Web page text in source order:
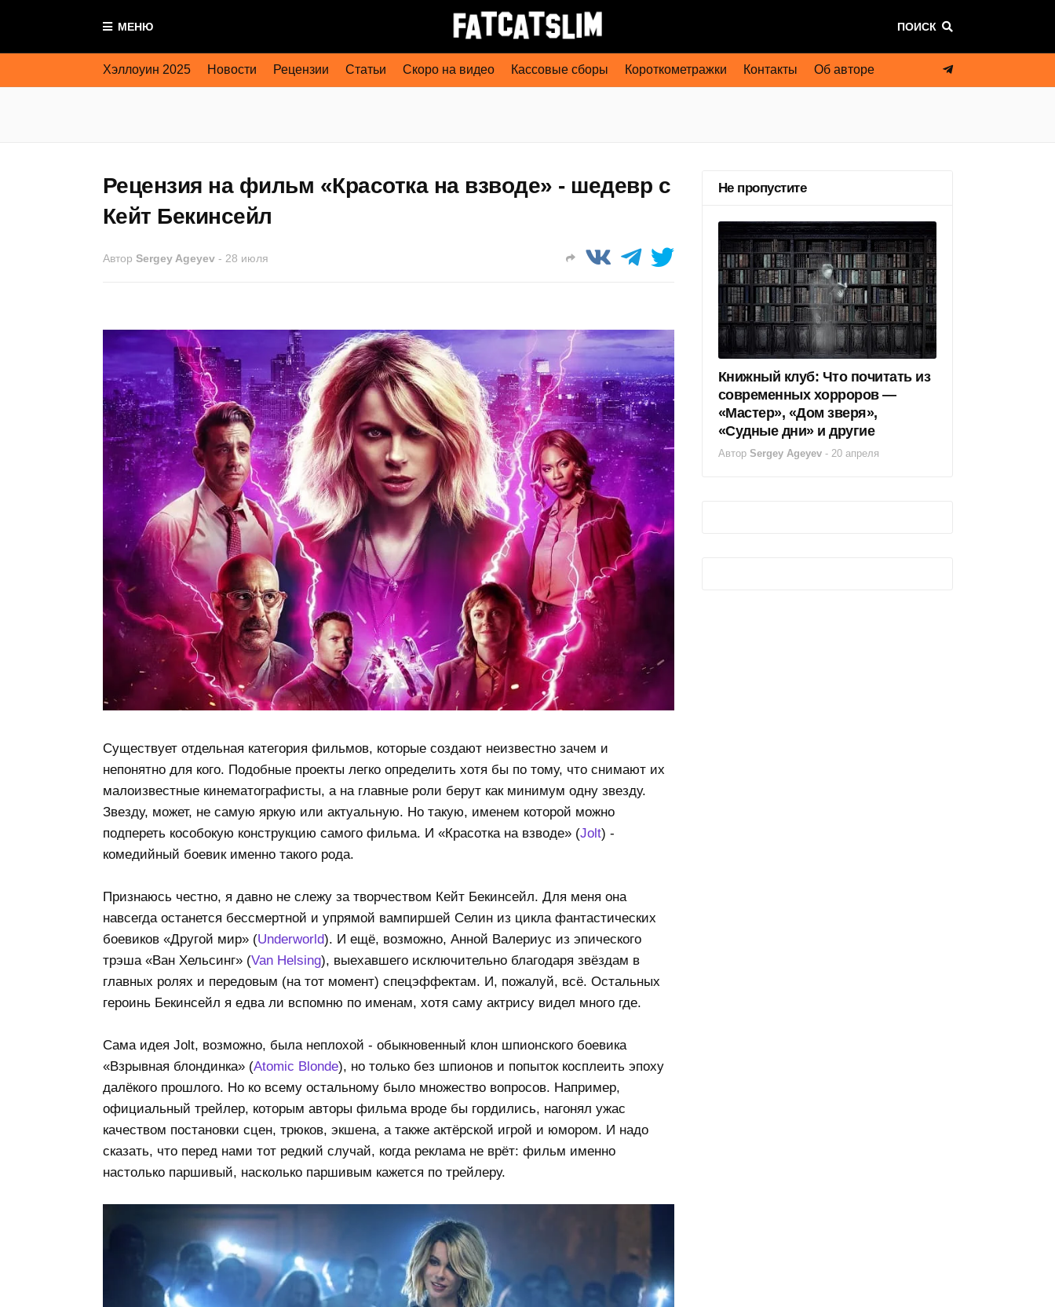
МЕНЮ ПОИСК
Хэллоуин 2025 Новости Рецензии Статьи Скоро на видео Кассовые сборы Короткометражки Контакты Об авторе
Рецензия на фильм «Красотка на взводе» - шедевр с
Кейт Бекинсейл
Автор Sergey Ageyev - 28 июля
Существует отдельная категория фильмов, которые создают неизвестно зачем и
непонятно для кого. Подобные проекты легко определить хотя бы по тому, что снимают их
малоизвестные кинематографисты, а на главные роли берут как минимум одну звезду.
Звезду, может, не самую яркую или актуальную. Но такую, именем которой можно
подпереть кособокую конструкцию самого фильма. И «Красотка на взводе» (Jolt) -
комедийный боевик именно такого рода.
Признаюсь честно, я давно не слежу за творчеством Кейт Бекинсейл. Для меня она
навсегда останется бессмертной и упрямой вампиршей Селин из цикла фантастических
боевиков «Другой мир» (Underworld). И ещё, возможно, Анной Валериус из эпического
трэша «Ван Хельсинг» (Van Helsing), выехавшего исключительно благодаря звёздам в
главных ролях и передовым (на тот момент) спецэффектам. И, пожалуй, всё. Остальных
героинь Бекинсейл я едва ли вспомню по именам, хотя саму актрису видел много где.
Сама идея Jolt, возможно, была неплохой - обыкновенный клон шпионского боевика
«Взрывная блондинка» (Atomic Blonde), но только без шпионов и попыток косплеить эпоху
далёкого прошлого. Но ко всему остальному было множество вопросов. Например,
официальный трейлер, которым авторы фильма вроде бы гордились, нагонял ужас
качеством постановки сцен, трюков, экшена, а также актёрской игрой и юмором. И надо
сказать, что перед нами тот редкий случай, когда реклама не врёт: фильм именно
настолько паршивый, насколько паршивым кажется по трейлеру.
Не пропустите
Книжный клуб: Что почитать из
современных хорроров —
«Мастер», «Дом зверя»,
«Судные дни» и другие
Автор Sergey Ageyev - 20 апреля